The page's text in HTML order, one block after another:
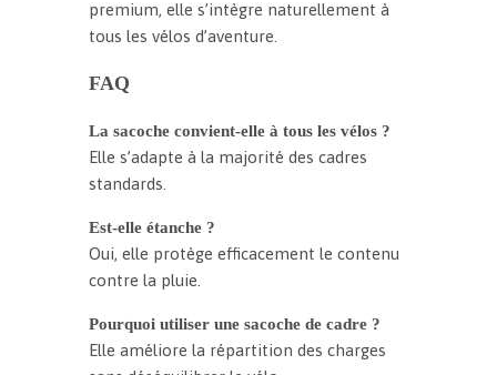
premium, elle s’intègre naturellement à
tous les vélos d’aventure.
FAQ
La sacoche convient-elle à tous les vélos ?
Elle s’adapte à la majorité des cadres
standards.
Est-elle étanche ?
Oui, elle protège efficacement le contenu
contre la pluie.
Pourquoi utiliser une sacoche de cadre ?
Elle améliore la répartition des charges